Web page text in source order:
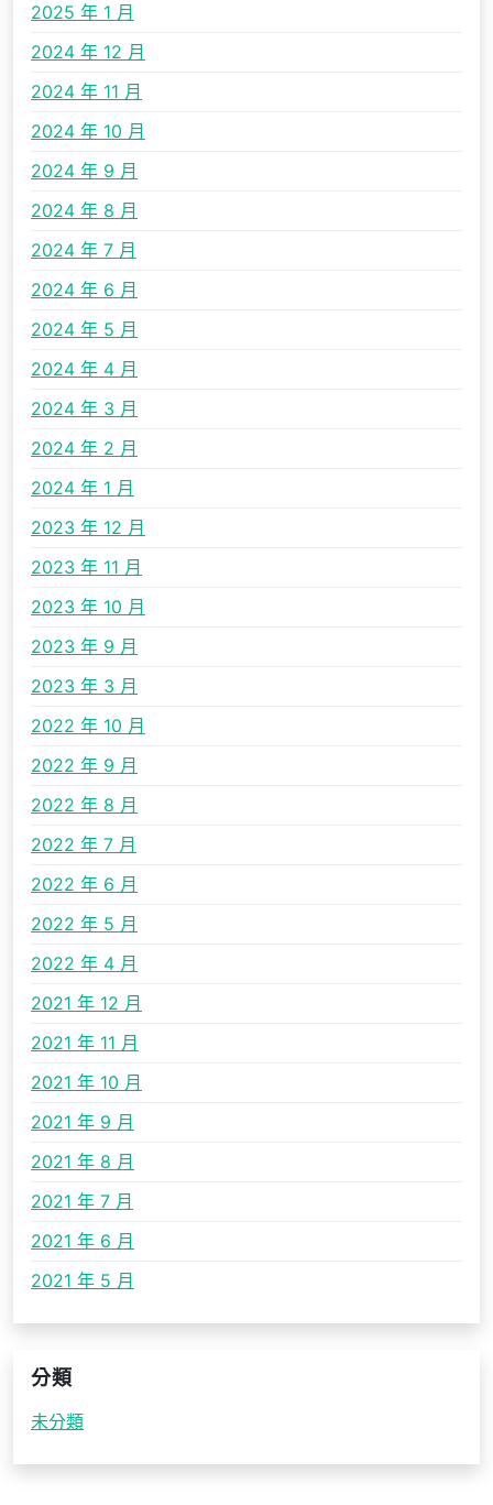
2025 年 1 月
2024 年 12 月
2024 年 11 月
2024 年 10 月
2024 年 9 月
2024 年 8 月
2024 年 7 月
2024 年 6 月
2024 年 5 月
2024 年 4 月
2024 年 3 月
2024 年 2 月
2024 年 1 月
2023 年 12 月
2023 年 11 月
2023 年 10 月
2023 年 9 月
2023 年 3 月
2022 年 10 月
2022 年 9 月
2022 年 8 月
2022 年 7 月
2022 年 6 月
2022 年 5 月
2022 年 4 月
2021 年 12 月
2021 年 11 月
2021 年 10 月
2021 年 9 月
2021 年 8 月
2021 年 7 月
2021 年 6 月
2021 年 5 月
分類
未分類